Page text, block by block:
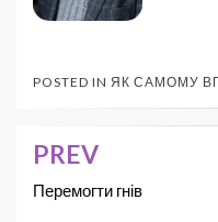
POSTED IN ЯК САМОМУ
PREV
Перемогти гнів